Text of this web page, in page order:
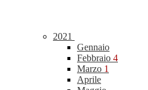
2021
Gennaio
Febbraio 4
Marzo 1
Aprile